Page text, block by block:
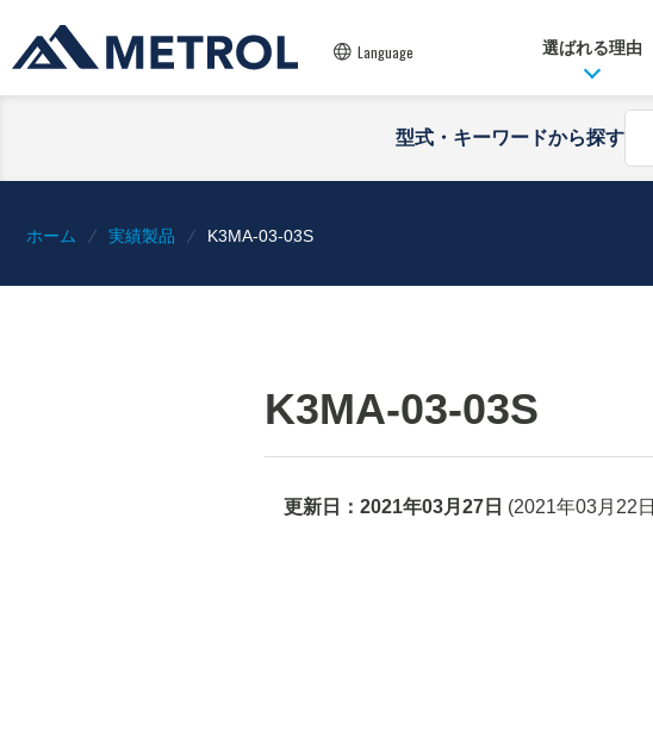
Language 選ばれる理由
型式・キーワードから探す
ホーム 実績製品 K3MA-03-03S
K3MA-03-03S
更新日： 2021年03月27日 (2021年03月22日